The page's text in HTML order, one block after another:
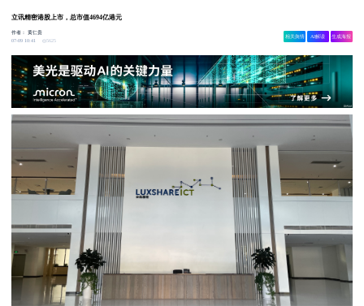
立讯精密港股上市，总市值4694亿港元
作者：黄仁贵
07-09 10:41
5625
相关舆情 AI解读 生成海报